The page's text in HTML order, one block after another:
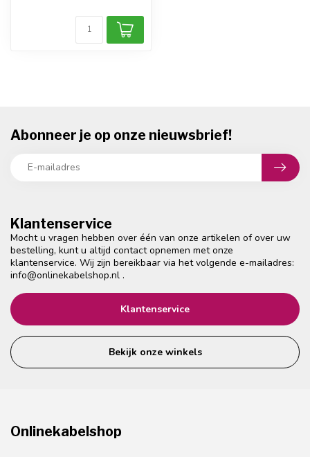
Klantenservice
Mocht u vragen hebben over één van onze artikelen of over uw
bestelling, kunt u altijd contact opnemen met onze
klantenservice. Wij zijn bereikbaar via het volgende e-mailadres:
info@onlinekabelshop.nl .
Klantenservice
Bekijk onze winkels
Abonneer je op onze nieuwsbrief!
Onlinekabelshop